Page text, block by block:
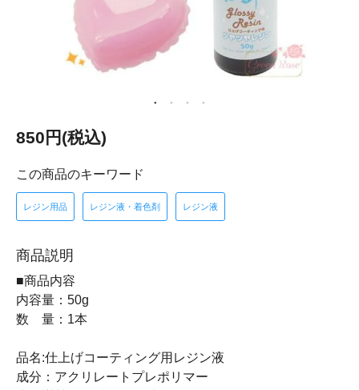
850円(税込)
この商品のキーワード
レジン用品 レジン液・着色剤 レジン液
商品説明
■商品内容
内容量：50g
数 量：1本
品名:仕上げコーティング用レジン液
成分：アクリレートプレポリマー